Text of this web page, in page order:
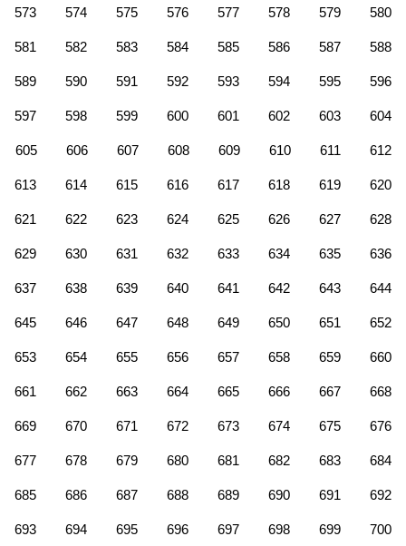
573 574 575 576 577 578 579 580
581 582 583 584 585 586 587 588
589 590 591 592 593 594 595 596
597 598 599 600 601 602 603 604
605 606 607 608 609 610 611 612
613 614 615 616 617 618 619 620
621 622 623 624 625 626 627 628
629 630 631 632 633 634 635 636
637 638 639 640 641 642 643 644
645 646 647 648 649 650 651 652
653 654 655 656 657 658 659 660
661 662 663 664 665 666 667 668
669 670 671 672 673 674 675 676
677 678 679 680 681 682 683 684
685 686 687 688 689 690 691 692
693 694 695 696 697 698 699 700